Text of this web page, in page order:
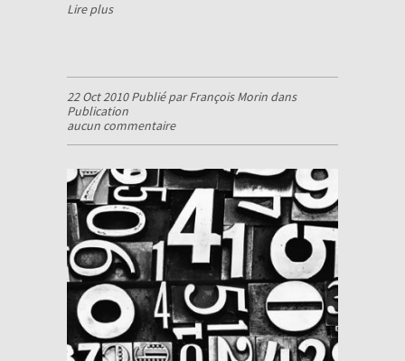
Lire plus
22 Oct 2010 Publié par François Morin dans
Publication
aucun commentaire